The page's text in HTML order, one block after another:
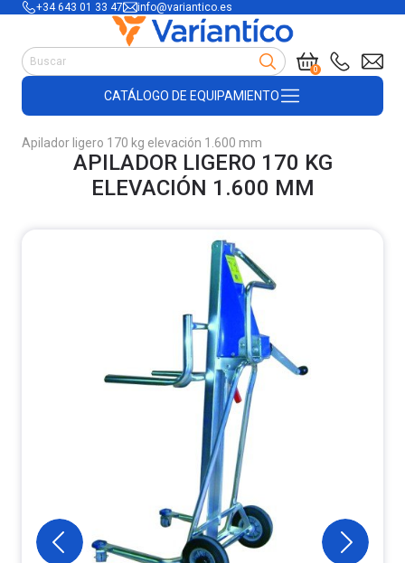
+34 643 01 33 47 info@variantico.es
0
CATÁLOGO DE EQUIPAMIENTO
Accesorios para carretillas
Útiles de almacén
Productos de plástico y madera
Encofrado
Apilador ligero 170 kg elevación 1.600 mm
APILADOR LIGERO 170 KG
ELEVACIÓN 1.600 MM